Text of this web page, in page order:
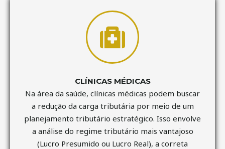
CLÍNICAS MÉDICAS
Na área da saúde, clínicas médicas podem buscar
a redução da carga tributária por meio de um
planejamento tributário estratégico. Isso envolve
a análise do regime tributário mais vantajoso
(Lucro Presumido ou Lucro Real), a correta